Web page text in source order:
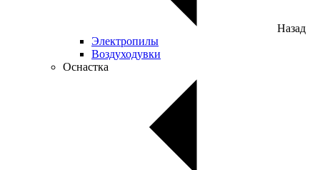
Назад
Электропилы
Воздуходувки
Оснастка